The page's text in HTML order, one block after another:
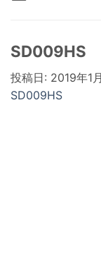
SD009HS
投稿日: 2019年1
SD009HS